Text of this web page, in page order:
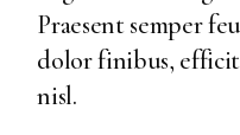
Praesent semper
dolor finibus,
nisl.